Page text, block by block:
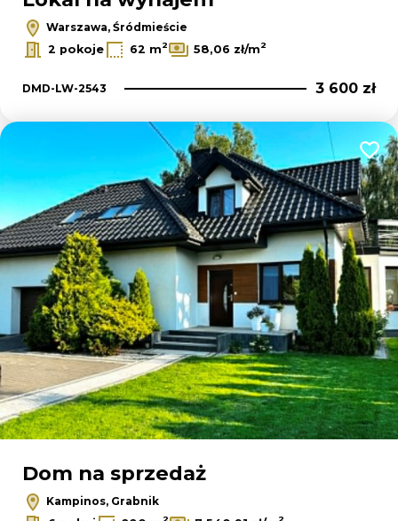
Warszawa, Śródmieście
2 pokoje
62 m2 58,06 zł/m2
DMD-LW-2543 3 600 zł
Dom na sprzedaż
Kampinos, Grabnik
2 2